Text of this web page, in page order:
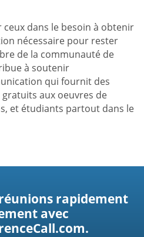
dans le besoin à obtenir
nécessaire pour rester
de la communauté de
à soutenir
qui fournit des
aux oeuvres de
et étudiants partout dans le
rapidement
avec